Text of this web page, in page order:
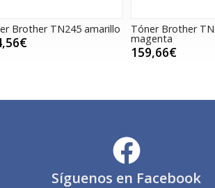
Brother TN245 amarillo Tóner Brother
magenta
159,66€
Síguenos en Facebook